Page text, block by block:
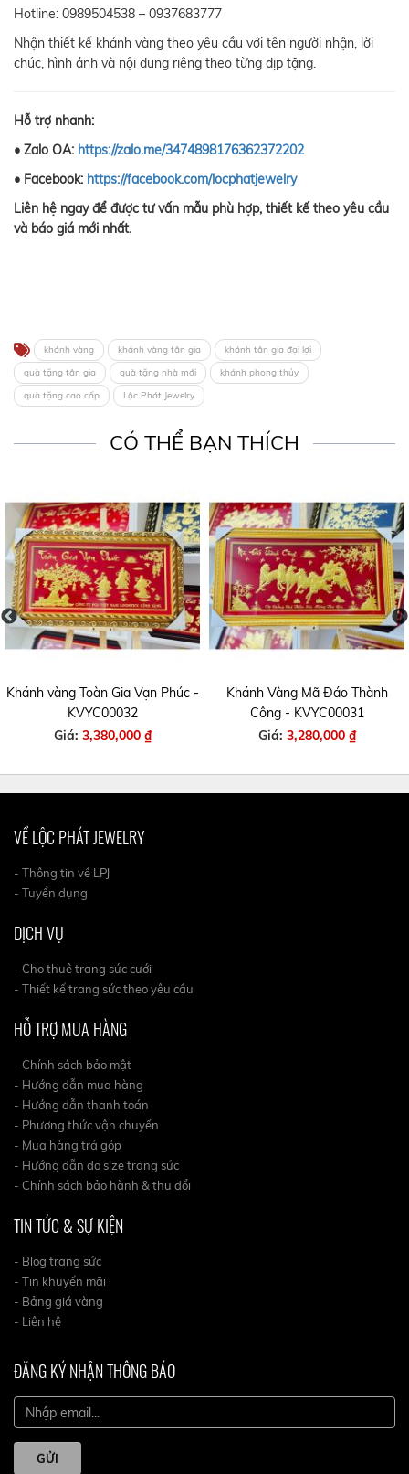
Hotline: 0989504538 – 0937683777
Nhận thiết kế khánh vàng theo yêu cầu với tên người nhận, lời
chúc, hình ảnh và nội dung riêng theo từng dịp tặng.
Hỗ trợ nhanh:
• Zalo OA: https://zalo.me/3474898176362372202
• Facebook: https://facebook.com/locphatjewelry
Liên hệ ngay để được tư vấn mẫu phù hợp, thiết kế theo yêu cầu
và báo giá mới nhất.
khánh vàng khánh vàng tân gia
khánh tân gia đại lợi
quà tặng tân gia
quà tặng nhà mới
khánh phong thủy
quà tặng cao cấp
Lộc Phát Jewelry
CÓ THỂ BẠN THÍCH
Khánh vàng Toàn Gia Vạn Phúc -
KVYC00032
Giá: 3,380,000 ₫
Khánh Vàng Mã Đáo Thành
Công - KVYC00031
Giá: 3,280,000 ₫
VỀ LỘC PHÁT JEWELRY
- Thông tin về LPJ
- Tuyển dụng
DỊCH VỤ
- Cho thuê trang sức cưới
- Thiết kế trang sức theo yêu cầu
HỖ TRỢ MUA HÀNG
- Chính sách bảo mật
- Hướng dẫn mua hàng
- Hướng dẫn thanh toán
- Phương thức vận chuyển
- Mua hàng trả góp
- Hướng dẫn do size trang sức
- Chính sách bảo hành & thu đổi
TIN TỨC & SỰ KIỆN
- Blog trang sức
- Tin khuyến mãi
- Bảng giá vàng
- Liên hệ
ĐĂNG KÝ NHẬN THÔNG BÁO
GỬI